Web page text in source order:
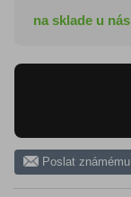
na sklade u nás
Poslat známému